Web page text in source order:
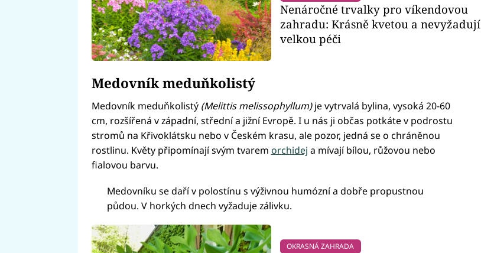
Nenáročné trvalky pro víkendovou
zahradu: Krásně kvetou a nevyžadují
velkou péči
Medovník meduňkolistý
Medovník meduňkolistý (Melittis melissophyllum)je vytrvalá bylina, vysoká 20-60
cm, rozšířená v západní, střední a jižní Evropě. I u nás ji občas potkáte v podrostu
stromů na Křivoklátsku nebo v Českém krasu, ale pozor, jedná se o chráněnou
rostlinu. Květy připomínají svým tvarem orchidej a mívají bílou, růžovou nebo
fialovou barvu.
Medovníku se daří v polostínu s výživnou humózní a dobře propustnou
půdou. V horkých dnech vyžaduje zálivku.
OKRASNÁ ZAHRADA